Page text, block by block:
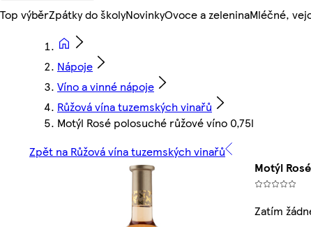
Top výběrZpátky do školyNovinkyOvoce a zeleninaMléčné,
Nápoje
Víno a vinné nápoje
Růžová vína tuzemských vinařů
Motýl Rosé polosuché růžové víno 0,75l
Zpět na Růžová vína tuzemských vinařů
Motýl
Zatím